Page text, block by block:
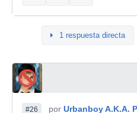
1 respuesta directa
#26 por Urbanboy A.K.A.